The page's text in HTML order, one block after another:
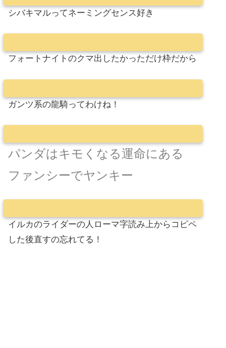
シバキマルってネーミングセンス好き
フォートナイトのクマ出したかっただけ枠だから
ガンツ系の龍騎ってわけね！
パンダはキモくなる運命にある
ファンシーでヤンキー
イルカのライダーの人ローマ字読み上からコピペ
した後直すの忘れてる！